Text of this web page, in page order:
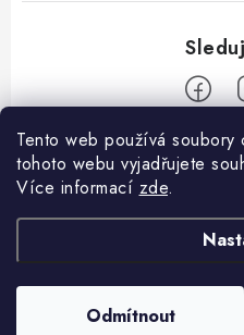
Tento web používá
tohoto webu vyjadřujete
Více informací zde.
Odmítnout
Informace pro vás
Doprava a platba
Obchodní podmínky
Můj účet
Copyright 2026Art Scale Kit